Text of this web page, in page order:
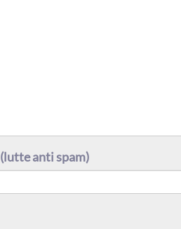
(lutte anti spam)